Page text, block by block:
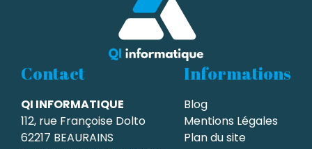
Contact
QI INFORMATIQUE
112, rue Françoise Dolto
62217 BEAURAINS
Informations
Blog
Mentions Légales
Plan du site